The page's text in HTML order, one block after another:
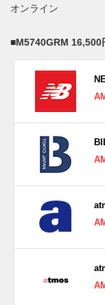
にて発売予定。 ま
M5740GRM
■UXC72RA
オンライン
■M5740GRM 16,500